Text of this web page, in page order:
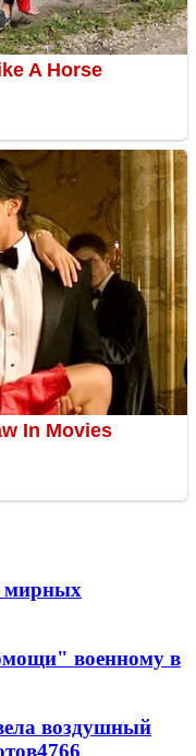
мирных
военному в
воздушный
4766